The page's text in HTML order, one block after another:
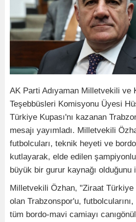
AK Parti Adıyaman Milletvekili ve
Teşebbüsleri Komisyonu Üyesi
Türkiye Kupası'nı kazanan
mesajı yayımladı. Milletvekili
futbolcuları, teknik heyeti ve
kutlayarak, elde edilen
büyük bir gurur kaynağı olduğunu
Milletvekili Özhan, "Ziraat Türkiye
olan Trabzonspor'u,
tüm bordo-mavi camiayı